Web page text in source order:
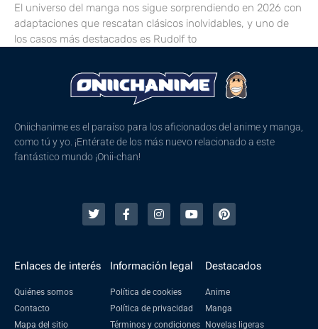
El universo del manga nos sigue sorprendiendo en 2026 con
adaptaciones que rescatan clásicos inolvidables, y uno de
los casos más destacados es Rudolf to
Oniichanime es el paraíso para los aficionados del anime y manga,
como tú y yo. ¡Entérate de los más nuevo relacionado a este
fantástico mundo ¡Onii-chan!
Enlaces de interés
Quiénes somos
Contacto
Mapa del sitio
Información legal
Política de cookies
Política de privacidad
Términos y condiciones
Destacados
Anime
Manga
Novelas ligeras